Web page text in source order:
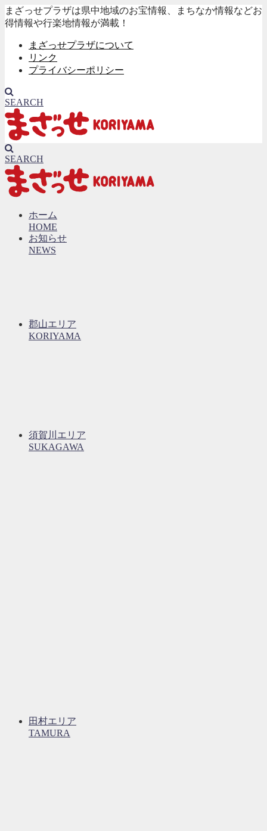
まざっせプラザは県中地域のお宝情報、まちなか情報などお
得情報や行楽地情報が満載！
まざっせプラザについて
リンク
プライバシーポリシー
SEARCH
SEARCH
ホーム
HOME
お知らせ
NEWS
郡山エリア
KORIYAMA
須賀川エリア
SUKAGAWA
田村エリア
TAMURA